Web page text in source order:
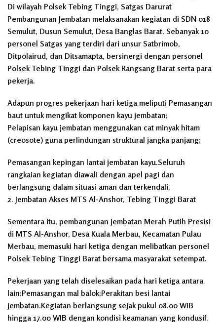
Di wilayah Polsek Tebing Tinggi, Satgas Darurat
Pembangunan Jembatan melaksanakan kegiatan di SDN 018
Semulut, Dusun Semulut, Desa Banglas Barat. Sebanyak 10
personel Satgas yang terdiri dari unsur Satbrimob,
Ditpolairud, dan Ditsamapta, bersinergi dengan personel
Polsek Tebing Tinggi dan Polsek Rangsang Barat serta para
pekerja.
Adapun progres pekerjaan hari ketiga meliputi Pemasangan
baut untuk mengikat komponen kayu jembatan;
Pelapisan kayu jembatan menggunakan cat minyak hitam
(creosote) guna perlindungan struktural jangka panjang;
Pemasangan kepingan lantai jembatan kayu.Seluruh
rangkaian kegiatan diawali dengan apel pagi dan
berlangsung dalam situasi aman dan terkendali.
2. Jembatan Akses MTS Al-Anshor, Tebing Tinggi Barat
Sementara itu, pembangunan jembatan Merah Putih Presisi
di MTS Al-Anshor, Desa Kuala Merbau, Kecamatan Pulau
Merbau, memasuki hari ketiga dengan melibatkan personel
Polsek Tebing Tinggi Barat bersama masyarakat setempat.
Pekerjaan yang telah diselesaikan pada hari ketiga antara
lain:Pemasangan mal balok;Perakitan besi lantai
jembatan.Kegiatan berlangsung sejak pukul 08.00 WIB
hingga 17.00 WIB dengan kondisi keamanan yang kondusif.